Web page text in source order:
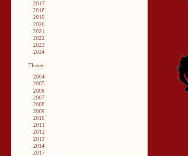
2017
2018
2019
2020
2021
2022
2023
2024
Theater
2004
2005
2006
2007
2008
2009
2010
2011
2012
2013
2014
2017